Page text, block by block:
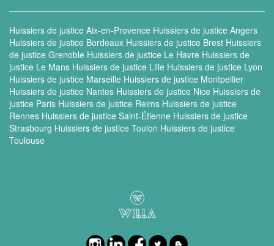
Huissiers de justice Aix-en-Provence Huissiers de justice Angers
Huissiers de justice Bordeaux Huissiers de justice Brest Huissiers
de justice Grenoble Huissiers de justice Le Havre Huissiers de
justice Le Mans Huissiers de justice Lille Huissiers de justice Lyon
Huissiers de justice Marseille Huissiers de justice Montpellier
Huissiers de justice Nantes Huissiers de justice Nice Huissiers de
justice Paris Huissiers de justice Reims Huissiers de justice
Rennes Huissiers de justice Saint-Étienne Huissiers de justice
Strasbourg Huissiers de justice Toulon Huissiers de justice
Toulouse